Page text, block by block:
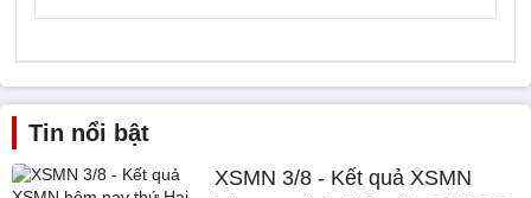
Tin nổi bật
XSMN 3/8 - Kết quả XSMN